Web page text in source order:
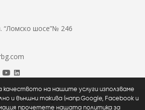
“Ломско шосе”№ 246
© 2026, all rights reserved
качеството на нашите услуги използваме
и външни такива (напр.Google, Facebook и
прочетете нашата политика за